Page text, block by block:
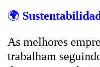
🌍
As melhores
trabalham